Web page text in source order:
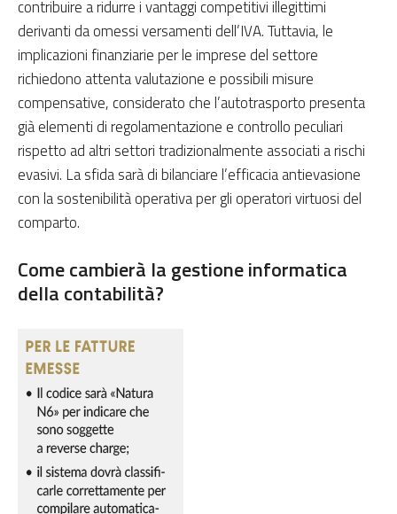
contribuire a ridurre i vantaggi competitivi illegittimi
derivanti da omessi versamenti dell’IVA. Tuttavia, le
implicazioni finanziarie per le imprese del settore
richiedono attenta valutazione e possibili misure
compensative, considerato che l’autotrasporto presenta
già elementi di regolamentazione e controllo peculiari
rispetto ad altri settori tradizionalmente associati a rischi
evasivi. La sfida sarà di bilanciare l’efficacia antievasione
con la sostenibilità operativa per gli operatori virtuosi del
comparto.
Come cambierà la gestione informatica
della contabilità?